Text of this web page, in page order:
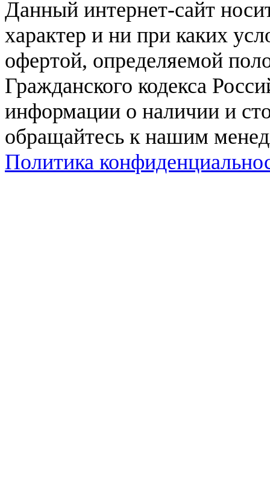
Данный интернет-сайт
характер и ни при каких
офертой, определяемой
Гражданского кодекса
информации о наличии и
обращайтесь к нашим
Политика